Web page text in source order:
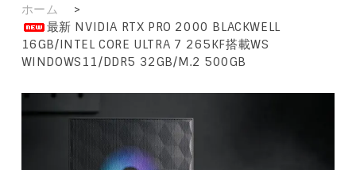
ホーム
>
最新 NVIDIA RTX PRO 2000 BLACKWELL
16GB/INTEL CORE ULTRA 7 265KF搭載WS
WINDOWS11/DDR5 32GB/M.2 500GB